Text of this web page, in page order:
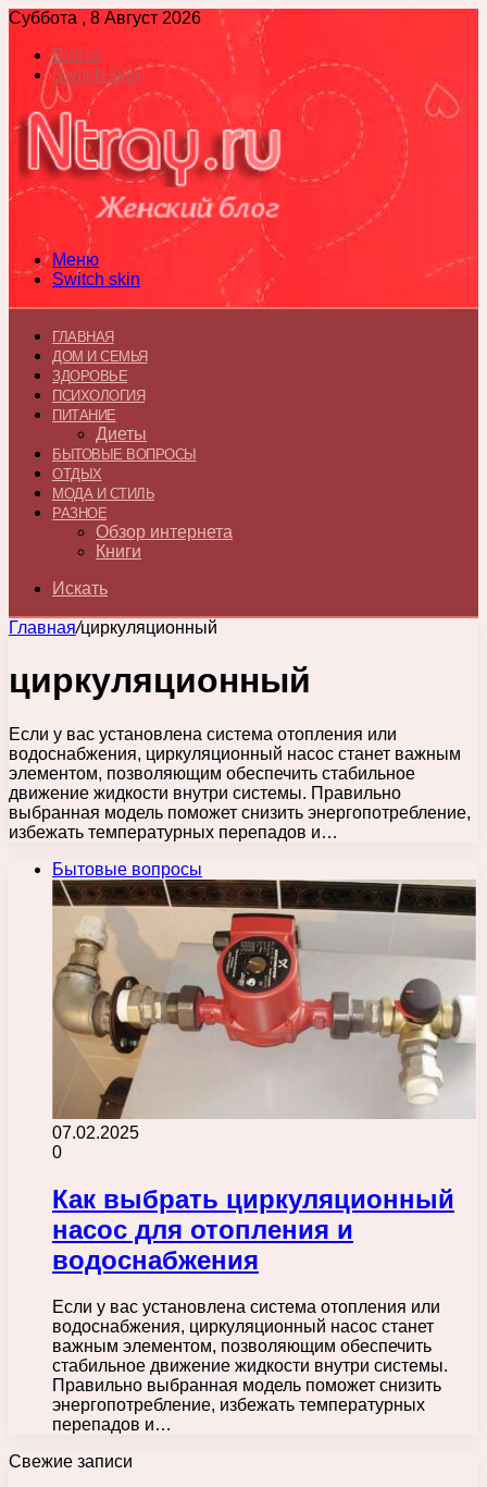
Суббота , 8 Август 2026
Войти
Switch skin
Меню
Switch skin
ГЛАВНАЯ
ДОМ И СЕМЬЯ
ЗДОРОВЬЕ
ПСИХОЛОГИЯ
ПИТАНИЕ
Диеты
БЫТОВЫЕ ВОПРОСЫ
ОТДЫХ
МОДА И СТИЛЬ
РАЗНОЕ
Обзор интернета
Книги
Искать
Главная/циркуляционный
циркуляционный
Если у вас установлена система отопления или
водоснабжения, циркуляционный насос станет важным
элементом, позволяющим обеспечить стабильное
движение жидкости внутри системы. Правильно
выбранная модель поможет снизить энергопотребление,
избежать температурных перепадов и…
Бытовые вопросы
07.02.2025
0
Как выбрать циркуляционный
насос для отопления и
водоснабжения
Если у вас установлена система отопления или
водоснабжения, циркуляционный насос станет
важным элементом, позволяющим обеспечить
стабильное движение жидкости внутри системы.
Правильно выбранная модель поможет снизить
энергопотребление, избежать температурных
перепадов и…
Свежие записи